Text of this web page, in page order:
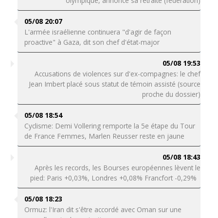
05/08 20:07
L'armée israélienne continuera "d'agir de façon
proactive" à Gaza, dit son chef d'état-major
05/08 19:53
Accusations de violences sur d'ex-compagnes: le chef
Jean Imbert placé sous statut de témoin assisté (source
proche du dossier)
05/08 18:54
Cyclisme: Demi Vollering remporte la 5e étape du Tour
de France Femmes, Marlen Reusser reste en jaune
05/08 18:43
Après les records, les Bourses européennes lèvent le
pied: Paris +0,03%, Londres +0,08% Francfort -0,29%
05/08 18:23
Ormuz: l'Iran dit s'être accordé avec Oman sur une